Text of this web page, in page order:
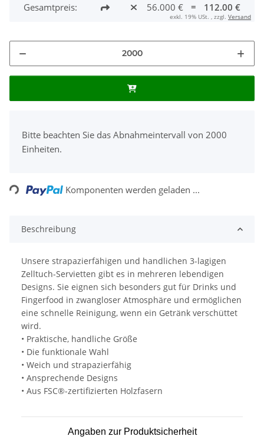
Gesamtpreis: 56.000 € = 112.00 €
exkl. 19% USt. , zzgl. Versand
Bitte beachten Sie das Abnahmeintervall von 2000
Einheiten.
Loading... Komponenten werden geladen ...
Beschreibung
Unsere strapazierfähigen und handlichen 3-lagigen
Zelltuch-Servietten gibt es in mehreren lebendigen
Designs. Sie eignen sich besonders gut für Drinks und
Fingerfood in zwangloser Atmosphäre und ermöglichen
eine schnelle Reinigung, wenn ein Getränk verschüttet
wird.
• Praktische, handliche Größe
• Die funktionale Wahl
• Weich und strapazierfähig
• Ansprechende Designs
• Aus FSC®-zertifizierten Holzfasern
Angaben zur Produktsicherheit